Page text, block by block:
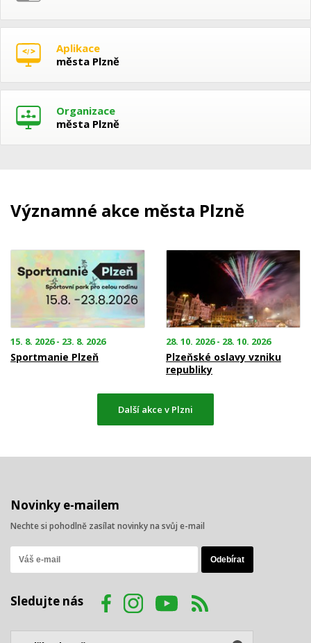
Aplikace
města Plzně
Organizace
města Plzně
Významné akce města Plzně
15. 8. 2026 - 23. 8. 2026
Sportmanie Plzeň
28. 10. 2026 - 28. 10. 2026
Plzeňské oslavy vzniku
republiky
Další akce v Plzni
Novinky e-mailem
Nechte si pohodlně zasílat novinky na svůj e-mail
Sledujte nás